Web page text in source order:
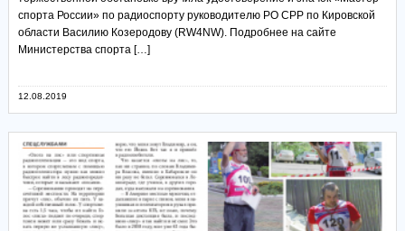
спорта России» по радиоспорту руководителю РО СРР по Кировской
области Василию Козеродову (RW4NW). Подробнее на сайте
Министерства спорта […]
12.08.2019